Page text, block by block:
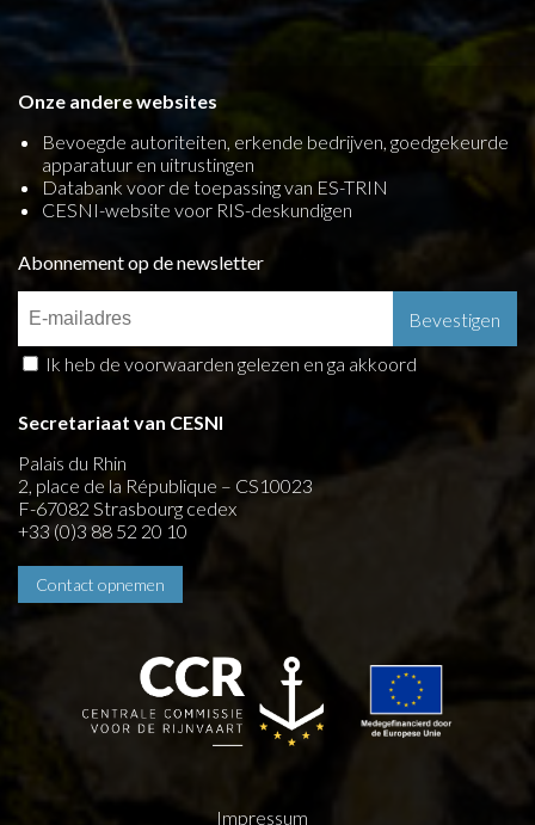
Onze andere websites
Bevoegde autoriteiten, erkende bedrijven, goedgekeurde
apparatuur en uitrustingen
Databank voor de toepassing van ES-TRIN
CESNI-website voor RIS-deskundigen
Abonnement op de newsletter
Ik heb de voorwaarden gelezen en ga akkoord
Secretariaat van CESNI
Palais du Rhin
2, place de la République – CS10023
F-67082 Strasbourg cedex
+33 (0)3 88 52 20 10
Contact opnemen
Impressum